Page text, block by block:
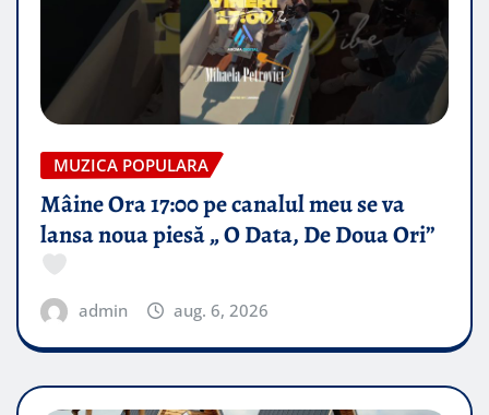
MUZICA POPULARA
Mâine Ora 17:00 pe canalul meu se va
lansa noua piesă „ O Data, De Doua Ori”
admin aug. 6, 2026